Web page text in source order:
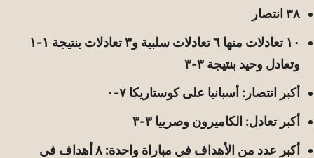
٣٨ انتصار
١٠ تعادلات منها ٦ تعادلات سلبية و٣ تعادلات بنتيجة ١-١
وتعادل وحيد بنتيجة ٣-٣
أكبر انتصار: أسبانيا على كوستاريكا ٧-٠
أكبر تعادل: الكاميرون وصربيا ٣-٣
أكبر عدد من الأهداف في مباراة واحدة: ٨ أهداف في